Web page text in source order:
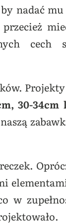
nadać mu
cech
30-
w